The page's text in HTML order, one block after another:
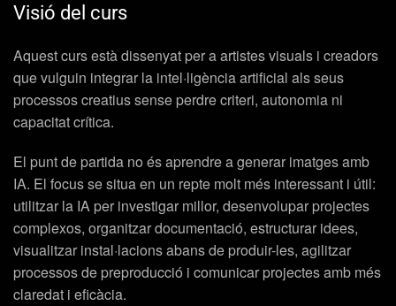
Visió del curs
Aquest curs està dissenyat per a artistes visuals i creadors
que vulguin integrar la intel·ligència artificial als seus
processos creatius sense perdre criteri, autonomia ni
capacitat crítica.
El punt de partida no és aprendre a generar imatges amb
IA. El focus se situa en un repte molt més interessant i útil:
utilitzar la IA per investigar millor, desenvolupar projectes
complexos, organitzar documentació, estructurar idees,
visualitzar instal·lacions abans de produir-les, agilitzar
processos de preproducció i comunicar projectes amb més
claredat i eficàcia.